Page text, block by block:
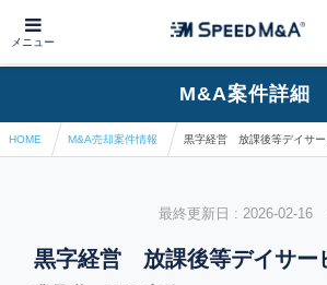
メニュー
M&A案件詳細
HOME M&A売却案件情報
最終更新日 : 2026-02-16
黒字経営 放課後等デイサー